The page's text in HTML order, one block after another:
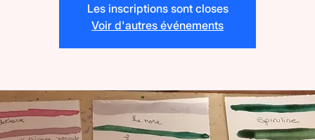
Les inscriptions sont closes
Voir d'autres événements